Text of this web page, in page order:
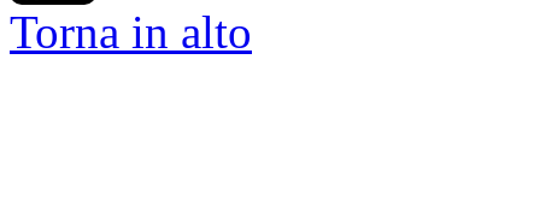
Torna in alto